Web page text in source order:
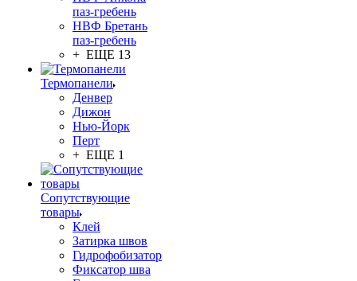
паз-гребень
НВФ Бретань
паз-гребень
+ ЕЩЕ 13
Термопанели
Денвер
Дижон
Нью-Йорк
Перт
+ ЕЩЕ 1
Сопутствующие
товары
Клей
Затирка швов
Гидрофобизатор
Фиксатор шва